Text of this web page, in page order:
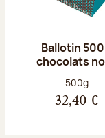
Ballotin
chocolats
Poids net :
500g
32,40 €